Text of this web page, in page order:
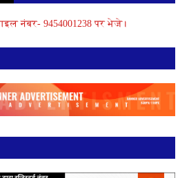
नंबर- 9454001238 पर भेजे।